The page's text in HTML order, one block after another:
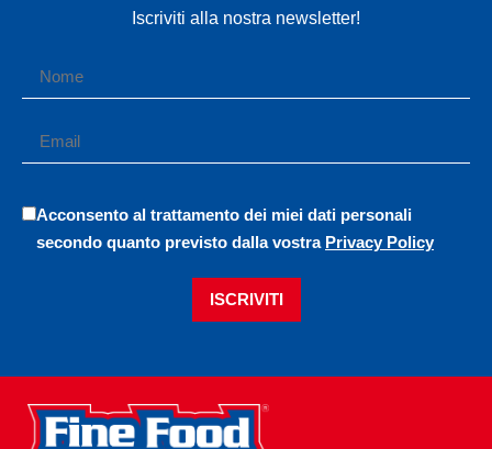
Iscriviti alla nostra newsletter!
Acconsento al trattamento dei miei dati personali
secondo quanto previsto dalla vostra Privacy Policy
ISCRIVITI